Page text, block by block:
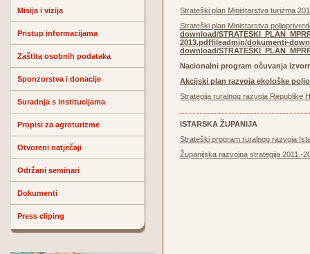
Misija i vizija
Pristup informacijama
Zaštita osobnih podataka
Sponzorstva i donacije
Suradnja s institucijama
Propisi za agroturizme
Otvoreni natječaji
Održani seminari
Dokumenti
Press cliping
Strateški plan Ministarstva turizma
Strateški plan Ministarstva
download/
2013.pdffileadmin/dokumenti-
download/
Nacionalni program očuvanja
Akcijski plan razvoja ekološke
Strategija ruralnog razvoja Republike
ISTARSKA ŽUPANIJA
Strateški program ruralnog razvoja
Županijska razvojna strategija 2011.-